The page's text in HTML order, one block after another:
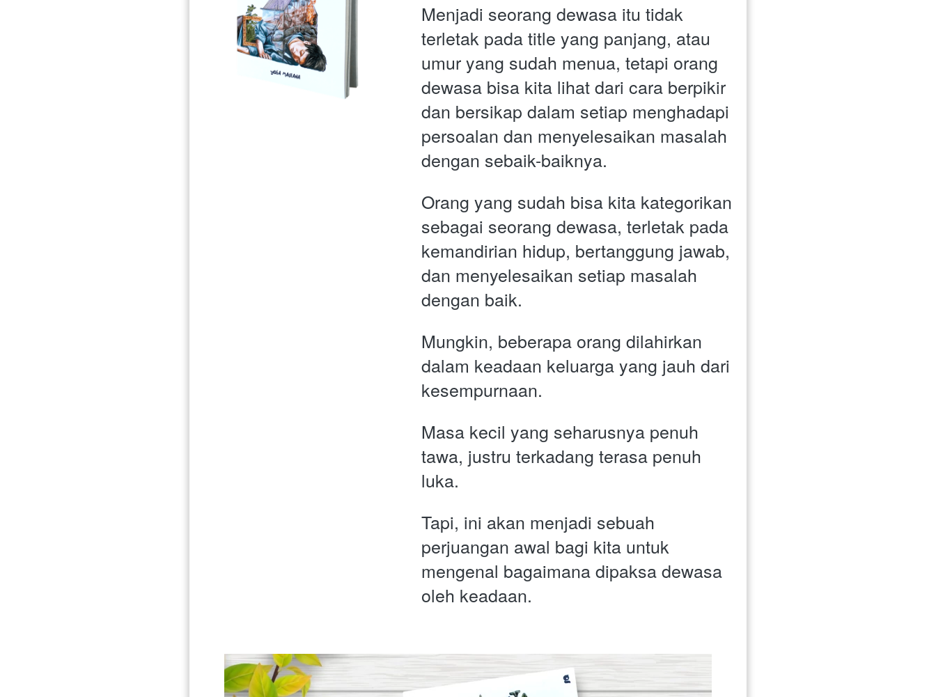
Menjadi seorang dewasa itu tidak
terletak pada title yang panjang, atau
umur yang sudah menua, tetapi orang
dewasa bisa kita lihat dari cara berpikir
dan bersikap dalam setiap menghadapi
persoalan dan menyelesaikan masalah
dengan sebaik-baiknya.
Orang yang sudah bisa kita kategorikan
sebagai seorang dewasa, terletak pada
kemandirian hidup, bertanggung jawab,
dan menyelesaikan setiap masalah
dengan baik.
Mungkin, beberapa orang dilahirkan
dalam keadaan keluarga yang jauh dari
kesempurnaan.
Masa kecil yang seharusnya penuh
tawa, justru terkadang terasa penuh
luka.
Tapi, ini akan menjadi sebuah
perjuangan awal bagi kita untuk
mengenal bagaimana dipaksa dewasa
oleh keadaan.